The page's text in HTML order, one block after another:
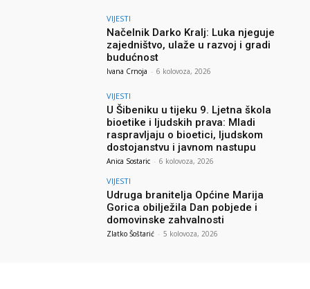
VIJESTI
Načelnik Darko Kralj: Luka njeguje
zajedništvo, ulaže u razvoj i gradi
budućnost
Ivana Crnoja - 6 kolovoza, 2026
VIJESTI
U Šibeniku u tijeku 9. Ljetna škola
bioetike i ljudskih prava: Mladi
raspravljaju o bioetici, ljudskom
dostojanstvu i javnom nastupu
Anica Sostaric - 6 kolovoza, 2026
VIJESTI
Udruga branitelja Općine Marija
Gorica obilježila Dan pobjede i
domovinske zahvalnosti
Zlatko Šoštarić - 5 kolovoza, 2026